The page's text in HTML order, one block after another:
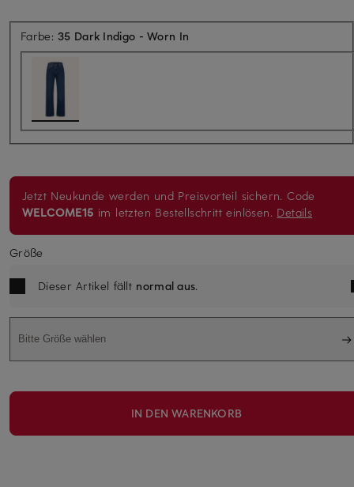
Farbe:35 Dark Indigo - Worn In
Jetzt Neukunde werden und Preisvorteil sichern. Code
WELCOME15 im letzten Bestellschritt einlösen. Details
Größe
Dieser Artikel fällt normal aus.
Bitte Größe wählen
IN DEN WARENKORB